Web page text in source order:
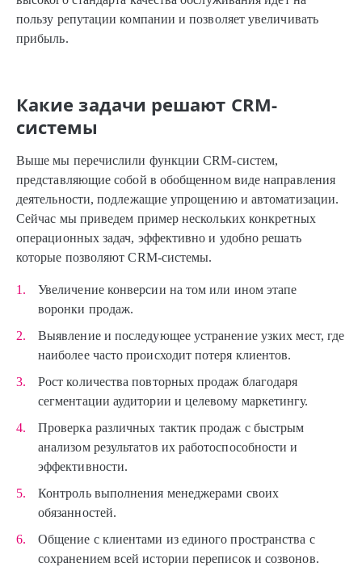
пользу репутации компании и позволяет увеличивать
прибыль.
Какие задачи решают CRM-
системы
Выше мы перечислили функции CRM-систем,
представляющие собой в обобщенном виде направления
деятельности, подлежащие упрощению и автоматизации.
Сейчас мы приведем пример нескольких конкретных
операционных задач, эффективно и удобно решать
которые позволяют CRM-системы.
Увеличение конверсии на том или ином этапе
воронки продаж.
Выявление и последующее устранение узких мест, где
наиболее часто происходит потеря клиентов.
Рост количества повторных продаж благодаря
сегментации аудитории и целевому маркетингу.
Проверка различных тактик продаж с быстрым
анализом результатов их работоспособности и
эффективности.
Контроль выполнения менеджерами своих
обязанностей.
Общение с клиентами из единого пространства с
сохранением всей истории переписок и созвонов.